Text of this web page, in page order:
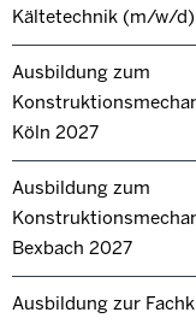
Kältetechnik (m/w/
Ausbildung zum
Köln 2027
Ausbildung zum
Bexbach 2027
Ausbildung zur